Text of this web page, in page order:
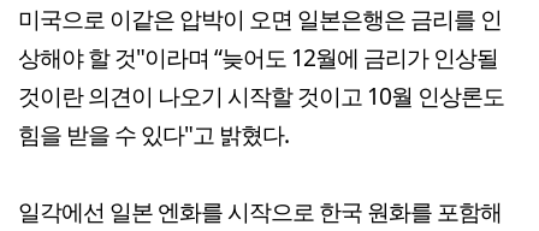
미국으로 이같은 압박이 오면 일본은행은 금리를 인
상해야 할 것"이라며 “늦어도 12월에 금리가 인상될
것이란 의견이 나오기 시작할 것이고 10월 인상론도
힘을 받을 수 있다"고 밝혔다.
일각에선 일본 엔화를 시작으로 한국 원화를 포함해